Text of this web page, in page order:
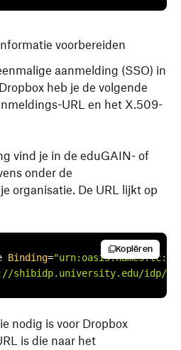
voorbereiden
aanmelding (SSO) in
heb je de volgende
URL en het X.509-
vind je in de eduGAIN- of
onder de
organisatie. De URL lijkt op
Kopiëren
Binding=
shibidp.university.edu/idp/
nodig is voor Dropbox
is die naar het